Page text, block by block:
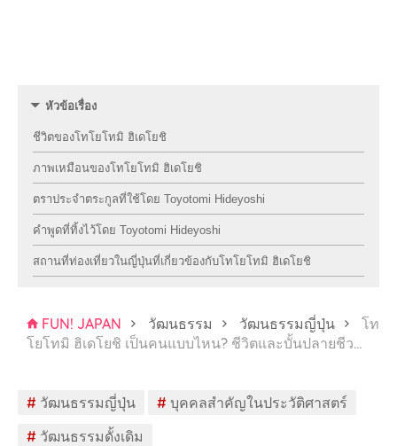
หัวข้อเรื่อง
ชีวิตของโทโยโทมิ ฮิเดโยชิ
ภาพเหมือนของโทโยโทมิ ฮิเดโยชิ
ตราประจําตระกูลที่ใช้โดย Toyotomi Hideyoshi
คําพูดที่ทิ้งไว้โดย Toyotomi Hideyoshi
สถานที่ท่องเที่ยวในญี่ปุ่นที่เกี่ยวข้องกับโทโยโทมิ ฮิเดโยชิ
FUN! JAPAN วัฒนธรรม วัฒนธรรมญี่ปุ่น
โท
โยโทมิ ฮิเดโยชิ เป็นคนแบบไหน? ชีวิตและบั้นปลายชีว…
# วัฒนธรรมญี่ปุ่น # บุคคลสำคัญในประวัติศาสตร์
# วัฒนธรรมดั้งเดิม